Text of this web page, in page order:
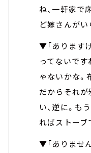
ね、一軒家で
ど嫁さんがい
▼「あります
ってないで
ゃないかな。
だからそれが
い、逆に。も
ればストーブ
▼「ありませ